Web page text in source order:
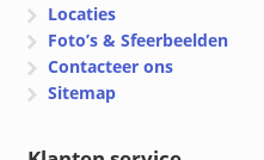
Locaties
Foto’s & Sfeerbeelden
Contacteer ons
Sitemap